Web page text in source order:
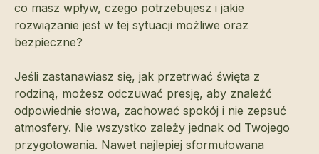
co masz wpływ, czego potrzebujesz i jakie
rozwiązanie jest w tej sytuacji możliwe oraz
bezpieczne?
Jeśli zastanawiasz się, jak przetrwać święta z
rodziną, możesz odczuwać presję, aby znaleźć
odpowiednie słowa, zachować spokój i nie zepsuć
atmosfery. Nie wszystko zależy jednak od Twojego
przygotowania. Nawet najlepiej sformułowana